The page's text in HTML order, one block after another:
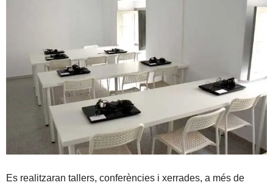
Es realitzaran tallers, conferències i xerrades, a més de